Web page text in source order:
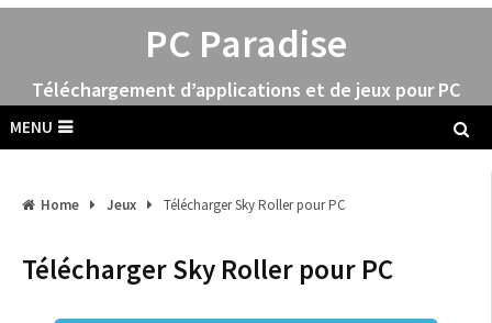
PC Paradise
Téléchargement d’applications et de jeux pour PC
MENU
Home Jeux Télécharger Sky Roller pour PC
Télécharger Sky Roller pour PC